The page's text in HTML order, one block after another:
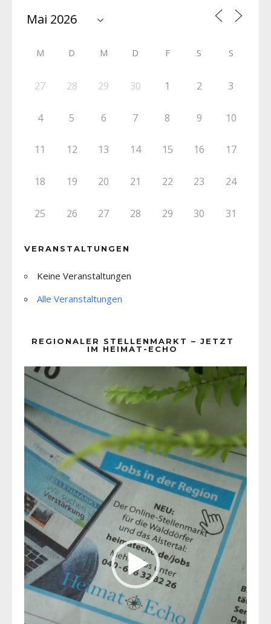
M D M D F S S
27 28 29 30 1 2 3
4 5 6 7 8 9 10
11 12 13 14 15 16 17
18 19 20 21 22 23 24
25 26 27 28 29 30 31
VERANSTALTUNGEN
Keine Veranstaltungen
Alle Veranstaltungen
REGIONALER STELLENMARKT – JETZT
IM HEIMAT-ECHO
Player